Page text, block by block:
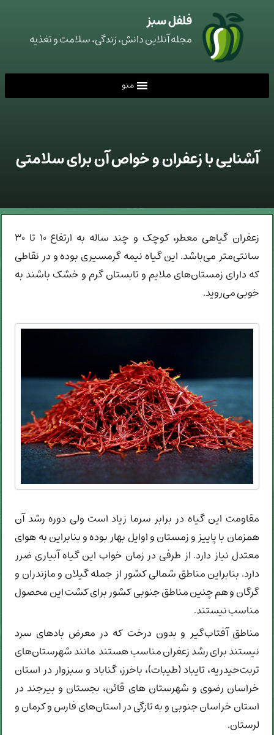
فلفل سبز
مجله آنلاین دانش، زندگی، سلامت و تغذیه
منو
آشنایی با زعفران و خواص آن برای سلامتی
زعفران گیاهی معطر، کوچک و چند ساله به ارتفاع ۱۰ تا ۳۰
سانتی‌متر می‌باشد. این گیاه نیمه گرمسیری بوده و در نقاطی
که دارای زمستان‌های ملایم و تابستان گرم و خشک باشند به
خوبی می‌روید.
مقاومت این گیاه در برابر سرما زیاد است ولی دوره رشد آن
همزمان با پاییز و زمستان و اوایل بهار بوده و بنابراین به هوای
معتدل نیاز دارد. از طرفی در زمان خواب این گیاه آبیاری ضرر
دارد. بنابراین مناطق شمالی کشور از جمله گیلان و مازندران و
گرگان و هم چنین مناطق جنوبی کشور برای کشت این محصول
مناسب نیستند.
مناطق آفتاب‌گیر و بدون درخت که در معرض بادهای سرد
نیستند برای رشد زعفران مناسب هستند مانند شهرستان‌های
تربت‌حیدریه، تایباد (طیبات)، باخرز، گناباد و سبزوار در استان
خراسان رضوی و شهرستان های قائن، بجستان و بیرجند در
استان خراسان جنوبی و به تازگی در استان‌های فارس و کرمان و
لرستان.